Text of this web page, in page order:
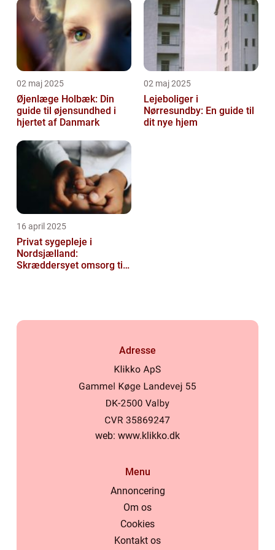
02 maj 2025
Øjenlæge Holbæk: Din
guide til øjensundhed i
hjertet af Danmark
02 maj 2025
Lejeboliger i
Nørresundby: En guide til
dit nye hjem
16 april 2025
Privat sygepleje i
Nordsjælland:
Skræddersyet omsorg til
Adresse
web: www.klikko.dk
Menu
Annoncering
Om os
Cookies
Kontakt os